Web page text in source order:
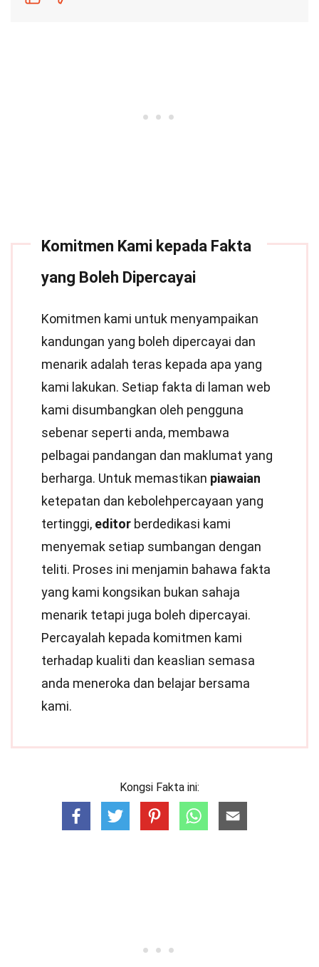
Komitmen Kami kepada Fakta
yang Boleh Dipercayai
Komitmen kami untuk menyampaikan
kandungan yang boleh dipercayai dan
menarik adalah teras kepada apa yang
kami lakukan. Setiap fakta di laman web
kami disumbangkan oleh pengguna
sebenar seperti anda, membawa
pelbagai pandangan dan maklumat yang
berharga. Untuk memastikan piawaian
ketepatan dan kebolehpercayaan yang
tertinggi, editor berdedikasi kami
menyemak setiap sumbangan dengan
teliti. Proses ini menjamin bahawa fakta
yang kami kongsikan bukan sahaja
menarik tetapi juga boleh dipercayai.
Percayalah kepada komitmen kami
terhadap kualiti dan keaslian semasa
anda meneroka dan belajar bersama
kami.
Kongsi Fakta ini: